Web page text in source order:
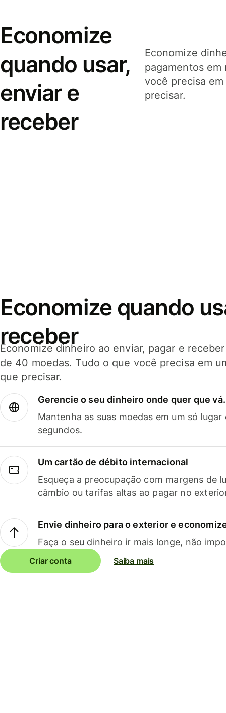
Economize
quando usar,
enviar e
receber
Economize
pagamentos
você precisa
precisar.
Economize quando
receber
Economize dinheiro ao enviar, pagar e
de 40 moedas. Tudo o que você precisa em
que precisar.
Gerencie o seu dinheiro onde quer que vá.
Mantenha as suas moedas em um só
segundos.
Um cartão de débito internacional
Esqueça a preocupação com margens de
câmbio ou tarifas altas ao pagar no
Envie dinheiro para o exterior e
Faça o seu dinheiro ir mais longe, não
Criar conta Saiba mais